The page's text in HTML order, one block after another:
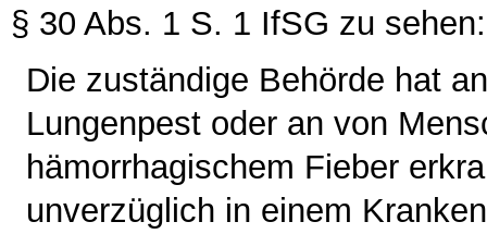
§ 30 Abs. 1 S. 1 IfSG zu sehen:
Die zuständige Behörde hat
Lungenpest oder an von
hämorrhagischem Fieber
unverzüglich in einem